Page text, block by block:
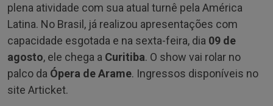
plena atividade com sua atual turnê pela América
Latina. No Brasil, já realizou apresentações com
capacidade esgotada e na sexta-feira, dia 09 de
agosto, ele chega a Curitiba. O show vai rolar no
palco da Ópera de Arame. Ingressos disponíveis no
site Articket.